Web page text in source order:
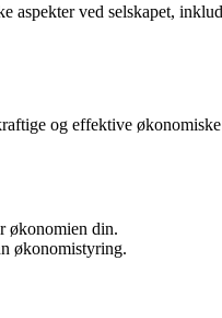
ved selskapet,
og effektive økonomiske
økonomien din.
økonomistyring.